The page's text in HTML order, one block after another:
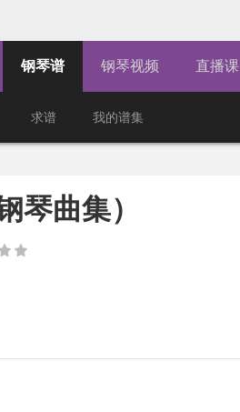
钢琴谱 钢琴视频 直播课
求谱 我的谱集
琴曲集）